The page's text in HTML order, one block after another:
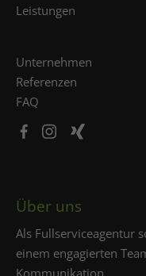
Leistungen
Unternehmen
Referenzen
FAQ
Über uns
Als Fullserviceagentur
einem engagierten